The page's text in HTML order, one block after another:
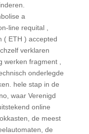
a
line requital ,
( ETH ) accepted
verklaren
fragment ,
onderlegde
hele stap in de
waar Verenigd
online
de meest
de